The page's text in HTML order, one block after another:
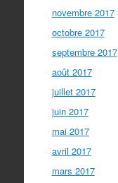
novembre 2017
octobre 2017
septembre 2017
août 2017
juillet 2017
juin 2017
mai 2017
avril 2017
mars 2017